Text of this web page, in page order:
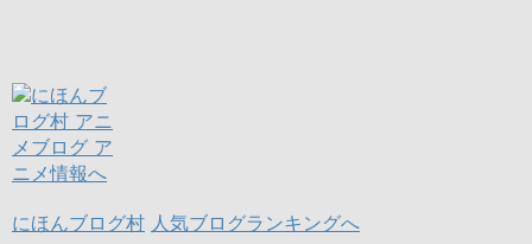
にほんブログ村 人気ブログランキングへ